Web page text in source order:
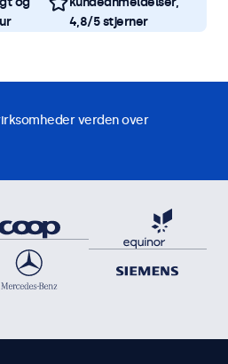
4,8/5 stjerner
verden over